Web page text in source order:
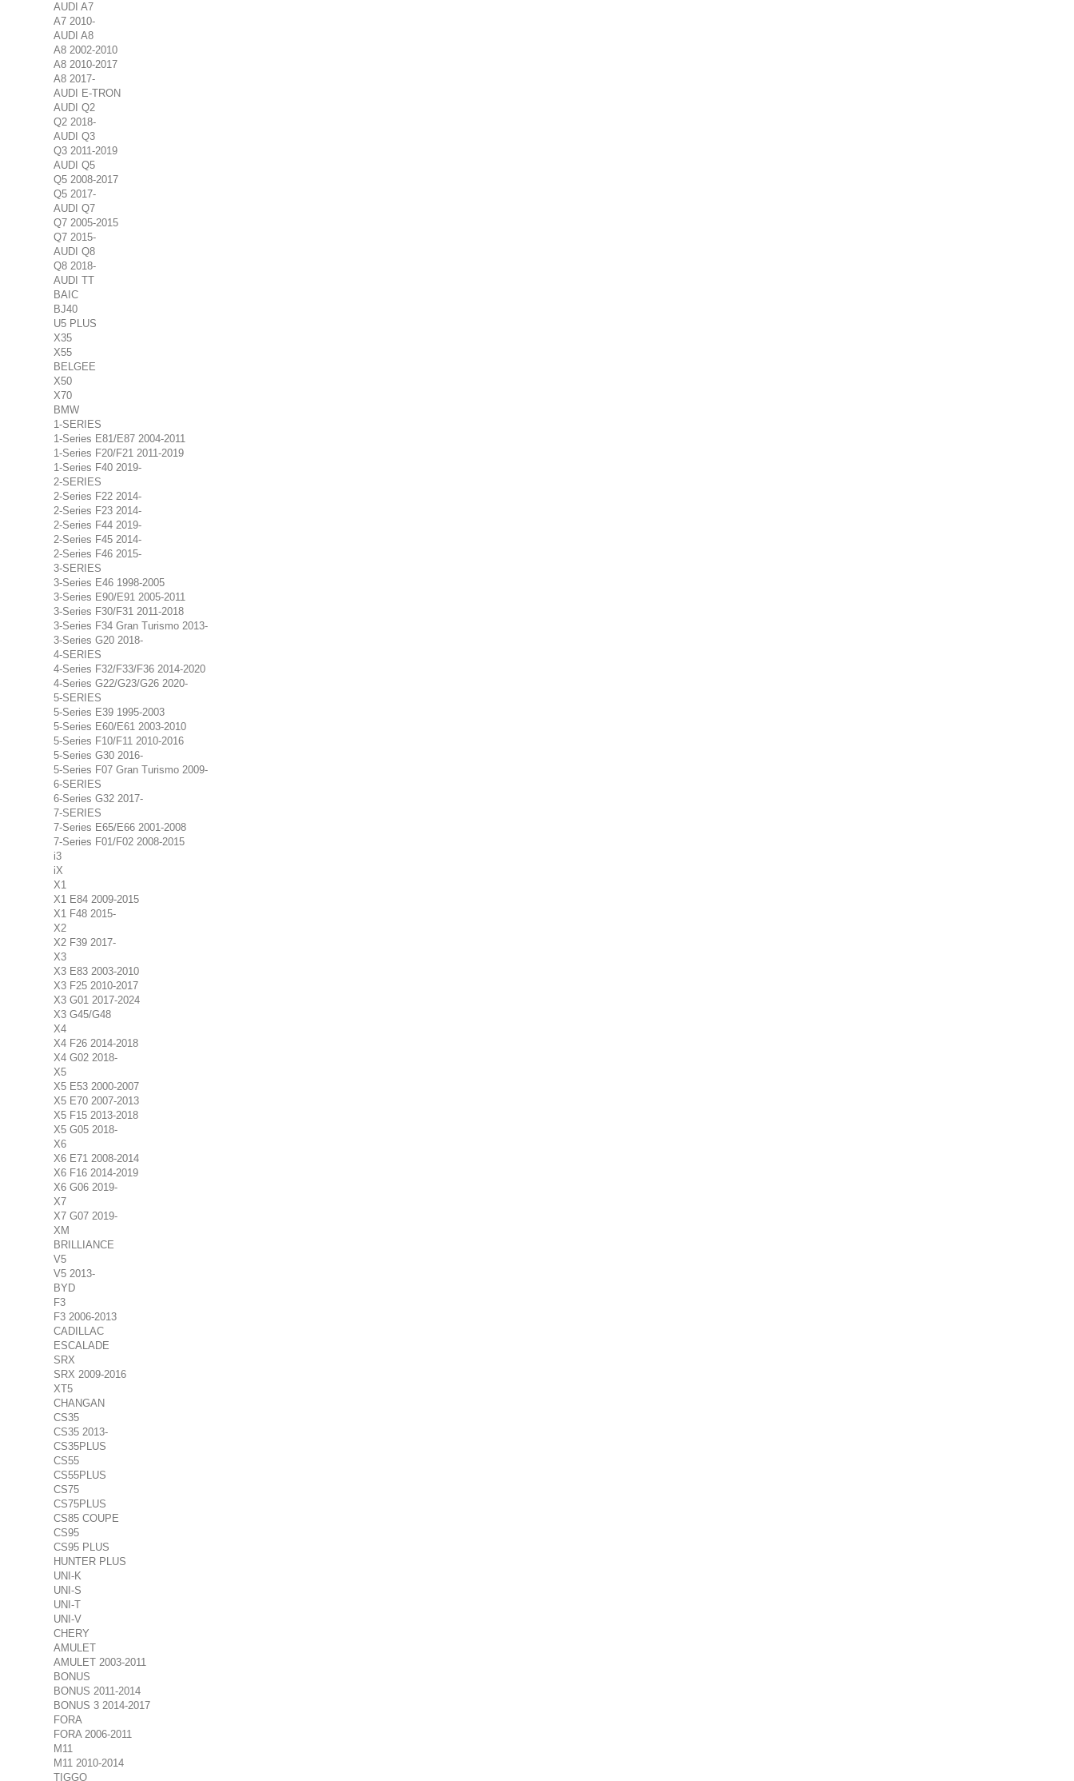
AUDI A7
A7 2010-
AUDI A8
A8 2002-2010
A8 2010-2017
A8 2017-
AUDI E-TRON
AUDI Q2
Q2 2018-
AUDI Q3
Q3 2011-2019
AUDI Q5
Q5 2008-2017
Q5 2017-
AUDI Q7
Q7 2005-2015
Q7 2015-
AUDI Q8
Q8 2018-
AUDI TT
BAIC
BJ40
U5 PLUS
X35
X55
BELGEE
X50
X70
BMW
1-SERIES
1-Series E81/E87 2004-2011
1-Series F20/F21 2011-2019
1-Series F40 2019-
2-SERIES
2-Series F22 2014-
2-Series F23 2014-
2-Series F44 2019-
2-Series F45 2014-
2-Series F46 2015-
3-SERIES
3-Series E46 1998-2005
3-Series E90/E91 2005-2011
3-Series F30/F31 2011-2018
3-Series F34 Gran Turismo 2013-
3-Series G20 2018-
4-SERIES
4-Series F32/F33/F36 2014-2020
4-Series G22/G23/G26 2020-
5-SERIES
5-Series E39 1995-2003
5-Series E60/E61 2003-2010
5-Series F10/F11 2010-2016
5-Series G30 2016-
5-Series F07 Gran Turismo 2009-
6-SERIES
6-Series G32 2017-
7-SERIES
7-Series E65/E66 2001-2008
7-Series F01/F02 2008-2015
i3
iX
X1
X1 E84 2009-2015
X1 F48 2015-
X2
X2 F39 2017-
X3
X3 E83 2003-2010
X3 F25 2010-2017
X3 G01 2017-2024
X3 G45/G48
X4
X4 F26 2014-2018
X4 G02 2018-
X5
X5 E53 2000-2007
X5 E70 2007-2013
X5 F15 2013-2018
X5 G05 2018-
X6
X6 E71 2008-2014
X6 F16 2014-2019
X6 G06 2019-
X7
X7 G07 2019-
XM
BRILLIANCE
V5
V5 2013-
BYD
F3
F3 2006-2013
CADILLAC
ESCALADE
SRX
SRX 2009-2016
XT5
CHANGAN
CS35
CS35 2013-
CS35PLUS
CS55
CS55PLUS
CS75
CS75PLUS
CS85 COUPE
CS95
CS95 PLUS
HUNTER PLUS
UNI-K
UNI-S
UNI-T
UNI-V
CHERY
AMULET
AMULET 2003-2011
BONUS
BONUS 2011-2014
BONUS 3 2014-2017
FORA
FORA 2006-2011
M11
M11 2010-2014
TIGGO